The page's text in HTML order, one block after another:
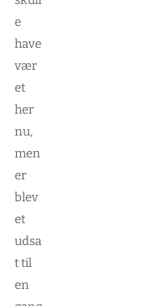
e
have
vær
et
her
nu,
men
er
blev
et
udsa
t til
en